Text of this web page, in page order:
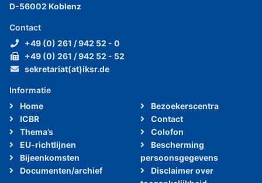
D-56002 Koblenz
Contact
+49 (0) 261 / 942 52 - 0
+49 (0) 261 / 942 52 - 52
sekretariat(at)iksr.de
Informatie
Home
ICBR
Thema’s
EU-richtlijnen
Bijeenkomsten
Documenten/archief
Bezoekerscentra
Contact
Colofon
Bescherming
persoonsgegevens
Disclaimer over